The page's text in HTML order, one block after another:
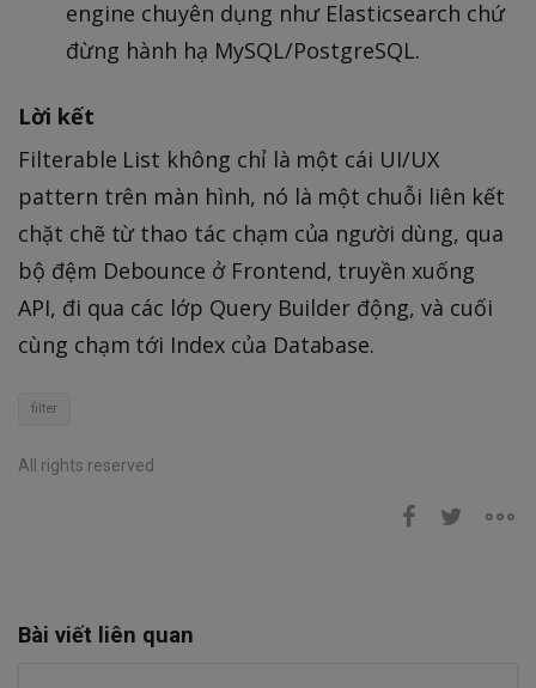
engine chuyên dụng như Elasticsearch chứ
đừng hành hạ MySQL/PostgreSQL.
Lời kết
Filterable List không chỉ là một cái UI/UX
pattern trên màn hình, nó là một chuỗi liên kết
chặt chẽ từ thao tác chạm của người dùng, qua
bộ đệm Debounce ở Frontend, truyền xuống
API, đi qua các lớp Query Builder động, và cuối
cùng chạm tới Index của Database.
filter
All rights reserved
Bài viết liên quan